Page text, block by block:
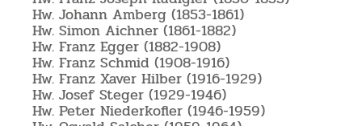
Hw. Johann Amberg (1853-1861)
Hw. Simon Aichner (1861-1882)
Hw. Franz Egger (1882-1908)
Hw. Franz Schmid (1908-1916)
Hw. Franz Xaver Hilber (1916-1929)
Hw. Josef Steger (1929-1946)
Hw. Peter Niederkofler (1946-1959)